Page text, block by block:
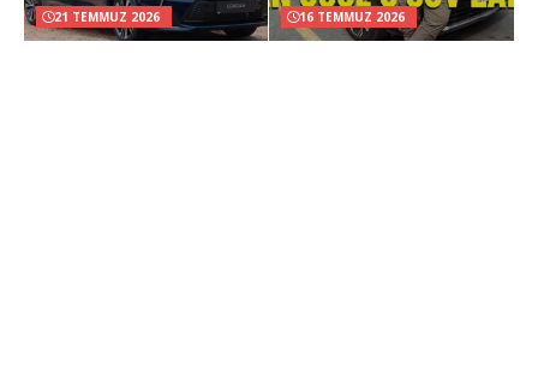
21 TEMMUZ 2026 16 TEMMUZ 2026